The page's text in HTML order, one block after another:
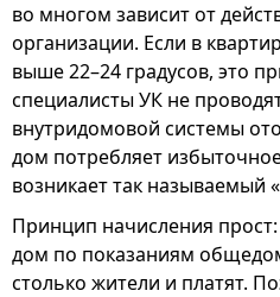
во многом зависит от
организации. Если в
выше 22–24 градусов, это
специалисты УК не
внутридомовой системы
дом потребляет
возникает так называемый
Принцип начисления
дом по показаниям
столько жители и платят.